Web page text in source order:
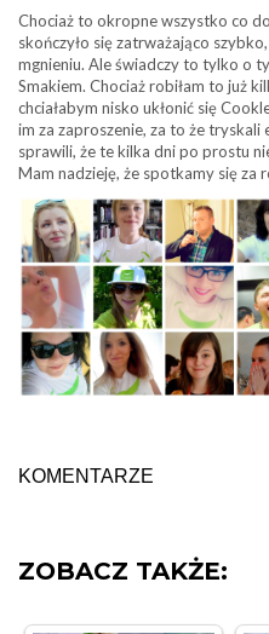
Chociaż to okropne wszystko co
skończyło się zatrważająco
mgnieniu. Ale świadczy to tylko o
Smakiem. Chociaż robiłam to już
chciałabym nisko ukłonić się
im za zaproszenie, za to że tryskali
sprawili, że te kilka dni po prostu
Mam nadzieję, że spotkamy się za
KOMENTARZE
ZOBACZ TAKŻE: